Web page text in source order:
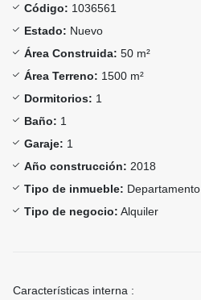
Código: 1036561
Estado: Nuevo
Área Construida: 50 m²
Área Terreno: 1500 m²
Dormitorios: 1
Baño: 1
Garaje: 1
Año construcción: 2018
Tipo de inmueble: Departamento
Tipo de negocio: Alquiler
Características interna :